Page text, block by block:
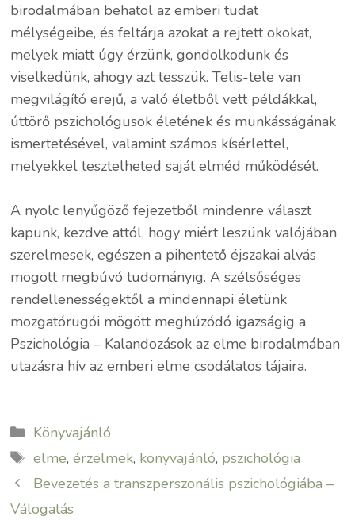
birodalmában behatol az emberi tudat
mélységeibe, és feltárja azokat a rejtett okokat,
melyek miatt úgy érzünk, gondolkodunk és
viselkedünk, ahogy azt tesszük. Telis-tele van
megvilágító erejű, a való életből vett példákkal,
úttörő pszichológusok életének és munkásságának
ismertetésével, valamint számos kísérlettel,
melyekkel tesztelheted saját elméd működését.
A nyolc lenyűgöző fejezetből mindenre választ
kapunk, kezdve attól, hogy miért leszünk valójában
szerelmesek, egészen a pihentető éjszakai alvás
mögött megbúvó tudományig. A szélsőséges
rendellenességektől a mindennapi életünk
mozgatórugói mögött meghúzódó igazságig a
Pszichológia – Kalandozások az elme birodalmában
utazásra hív az emberi elme csodálatos tájaira.
Kategória
Könyvajánló
Címkék
elme,érzelmek, könyvajánló, pszichológia
Bevezetés a transzperszonális pszichológiába –
Válogatás